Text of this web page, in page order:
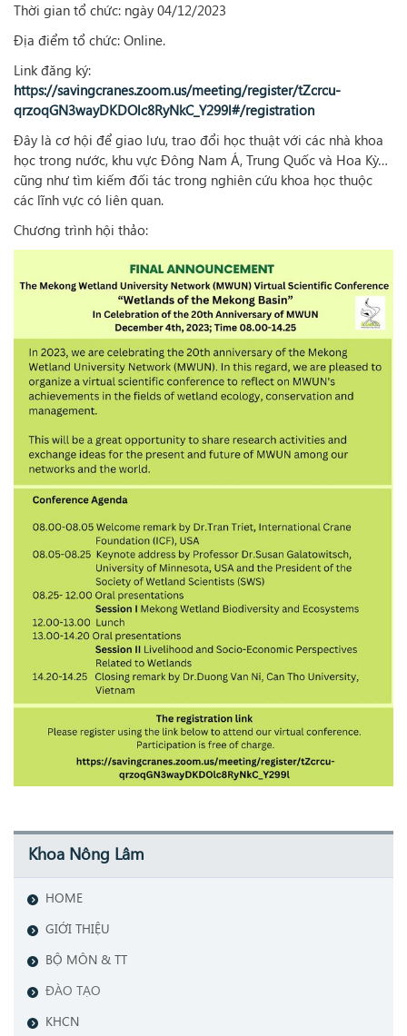
Thời gian tổ chức: ngày 04/12/2023
Địa điểm tổ chức: Online.
Link đăng ký:
https://savingcranes.zoom.us/meeting/register/tZcrcu-
qrzoqGN3wayDKDOlc8RyNkC_Y299l#/registration
Đây là cơ hội để giao lưu, trao đổi học thuật với các nhà khoa
học trong nước, khu vực Đông Nam Á, Trung Quốc và Hoa Kỳ…
cũng như tìm kiếm đối tác trong nghiên cứu khoa học thuộc
các lĩnh vực có liên quan.
Chương trình hội thảo:
Khoa Nông Lâm
HOME
GIỚI THIỆU
BỘ MÔN & TT
ĐÀO TẠO
KHCN